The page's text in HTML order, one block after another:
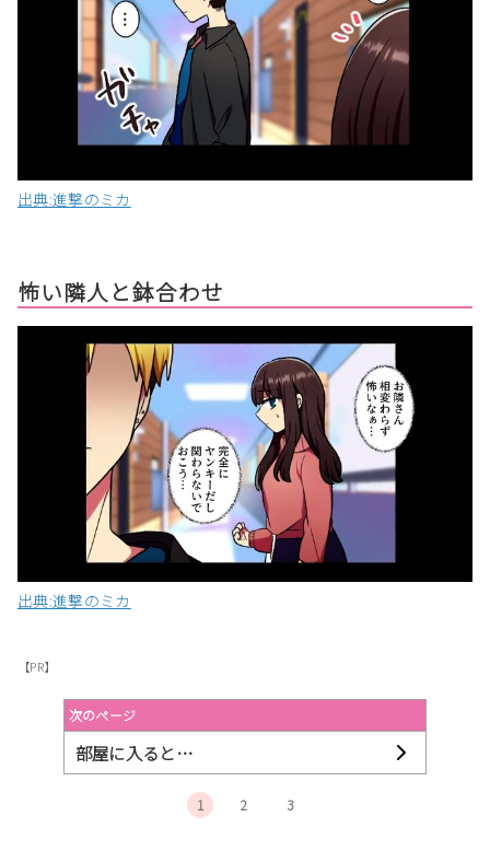
出典:進撃のミカ
怖い隣人と鉢合わせ
出典:進撃のミカ
【PR】
次のページ
部屋に入ると…
1 2 3